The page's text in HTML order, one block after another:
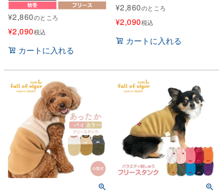
¥2,860のところ
¥2,090税込
カートに入れる
¥2,860のところ
¥2,090税込
カートに入れる